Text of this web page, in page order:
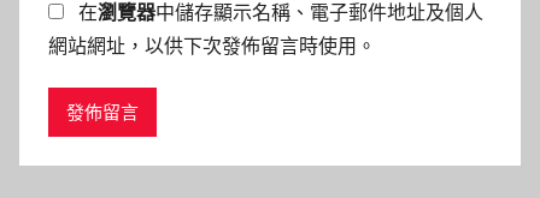
在瀏覽器中儲存顯示名稱、電子郵件地址及個人
網站網址，以供下次發佈留言時使用。